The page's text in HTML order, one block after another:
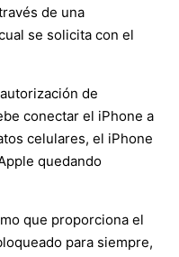
de una
se solicita con el
de
conectar el iPhone a
celulares, el iPhone
quedando
que proporciona el
para siempre,